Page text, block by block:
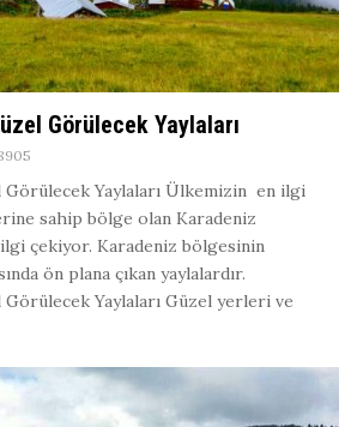
Görülecek Yaylaları
Görülecek Yaylaları Ülkemizin en ilgi
sahip bölge olan Karadeniz
çekiyor. Karadeniz bölgesinin
ön plana çıkan yaylalardır.
Görülecek Yaylaları Güzel yerleri ve